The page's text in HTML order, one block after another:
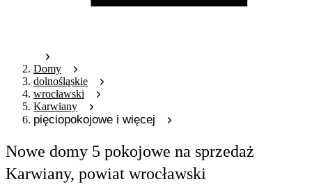
Domy
dolnośląskie
wrocławski
Karwiany
pięciopokojowe i więcej
Nowe domy 5 pokojowe na sprzedaż
Karwiany, powiat wrocławski